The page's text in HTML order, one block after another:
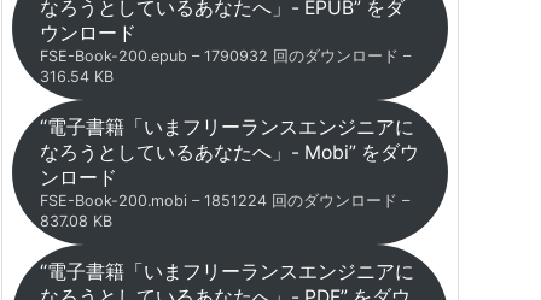
なろうとしているあなたへ」- EPUB” をダ
ウンロード
FSE-Book-200.epub – 1790932 回のダウンロード –
316.54 KB
“電子書籍「いまフリーランスエンジニアに
なろうとしているあなたへ」- Mobi” をダウ
ンロード
FSE-Book-200.mobi – 1851224 回のダウンロード –
837.08 KB
“電子書籍「いまフリーランスエンジニアに